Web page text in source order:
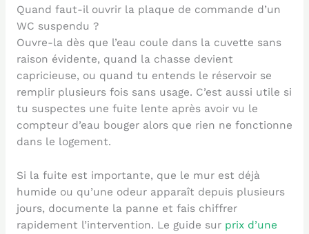
Quand faut-il ouvrir la plaque de commande d’un
WC suspendu ?
Ouvre-la dès que l’eau coule dans la cuvette sans
raison évidente, quand la chasse devient
capricieuse, ou quand tu entends le réservoir se
remplir plusieurs fois sans usage. C’est aussi utile si
tu suspectes une fuite lente après avoir vu le
compteur d’eau bouger alors que rien ne fonctionne
dans le logement.
Si la fuite est importante, que le mur est déjà
humide ou qu’une odeur apparaît depuis plusieurs
jours, documente la panne et fais chiffrer
rapidement l’intervention. Le guide sur prix d’une